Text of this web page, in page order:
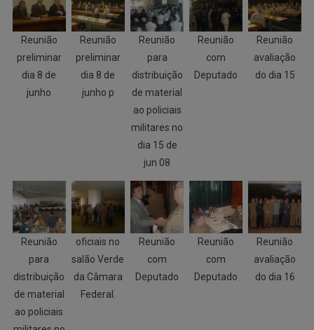
Reunião
preliminar
dia 8 de
junho
Reunião
preliminar
dia 8 de
junho p
Reunião
para
distribuição
de material
ao policiais
militares no
dia 15 de
jun 08
Reunião
com
Deputado
Reunião
avaliação
do dia 15
Reunião
para
distribuição
de material
ao policiais
oficiais no
salão Verde
da Câmara
Federal.
Reunião
com
Deputado
Reunião
com
Deputado
Reunião
avaliação
do dia 16